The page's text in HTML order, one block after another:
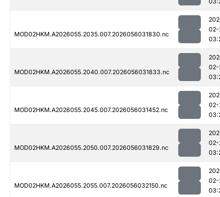
MOD02HKM.A2026055.2035.007.2026056031830.nc
02-
MOD02HKM.A2026055.2040.007.2026056031833.nc
02-
MOD02HKM.A2026055.2045.007.2026056031452.nc
02-
MOD02HKM.A2026055.2050.007.2026056031829.nc
02-
MOD02HKM.A2026055.2055.007.2026056032150.nc
02-